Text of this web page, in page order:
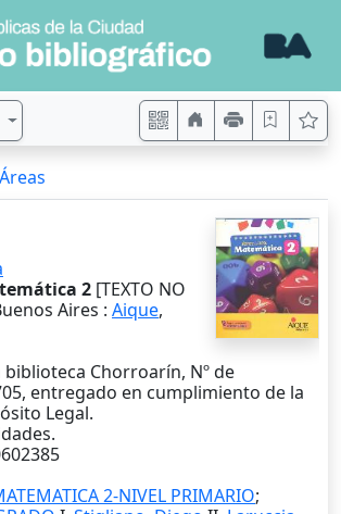
2 [TEXTO NO
Aires : Aique,
biblioteca Chorroarín, Nº de
entregado en cumplimiento de la
Legal.
2-NIVEL PRIMARIO;